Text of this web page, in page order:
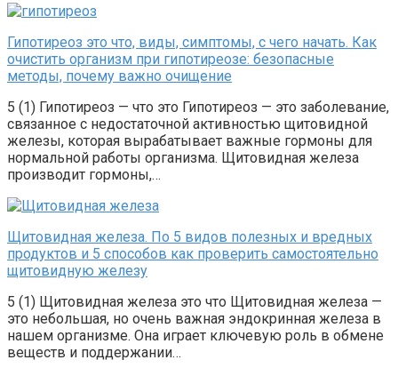
Гипотиреоз это что, виды, симптомы, с чего начать. Как
очистить организм при гипотиреозе: безопасные
методы, почему важно очищение
5 (1) Гипотиреоз — что это Гипотиреоз — это заболевание,
связанное с недостаточной активностью щитовидной
железы, которая вырабатывает важные гормоны для
нормальной работы организма. Щитовидная железа
производит гормоны,…
Щитовидная железа. По 5 видов полезных и вредных
продуктов и 5 способов как проверить самостоятельно
щитовидную железу
5 (1) Щитовидная железа это что Щитовидная железа —
это небольшая, но очень важная эндокринная железа в
нашем организме. Она играет ключевую роль в обмене
веществ и поддержании…